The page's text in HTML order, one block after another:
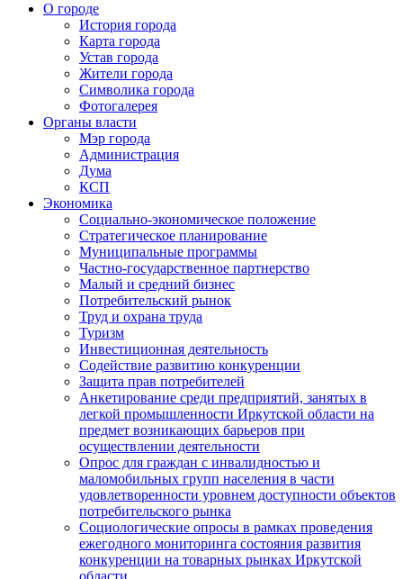
О городе
История города
Карта города
Устав города
Жители города
Символика города
Фотогалерея
Органы власти
Мэр города
Администрация
Дума
КСП
Экономика
Социально-экономическое положение
Стратегическое планирование
Муниципальные программы
Частно-государственное партнерство
Малый и средний бизнес
Потребительский рынок
Труд и охрана труда
Туризм
Инвестиционная деятельность
Содействие развитию конкуренции
Защита прав потребителей
Анкетирование среди предприятий, занятых в
легкой промышленности Иркутской области на
предмет возникающих барьеров при
осуществлении деятельности
Опрос для граждан с инвалидностью и
маломобильных групп населения в части
удовлетворенности уровнем доступности объектов
потребительского рынка
Социологические опросы в рамках проведения
ежегодного мониторинга состояния развития
конкуренции на товарных рынках Иркутской
области